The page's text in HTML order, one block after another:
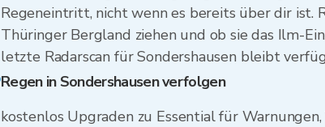
Regeneintritt, nicht wenn es bereits über dir ist.
Thüringer Bergland ziehen und ob sie das Ilm-
letzte Radarscan für Sondershausen bleibt
Regen in Sondershausen verfolgen
kostenlos Upgraden zu Essential für